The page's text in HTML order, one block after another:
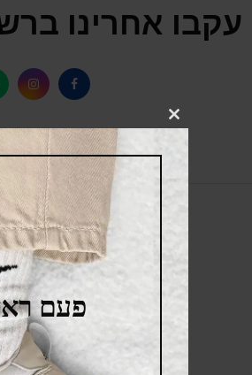
עקבו אחרינו
SALE
CLOSE
MODULE
פעם